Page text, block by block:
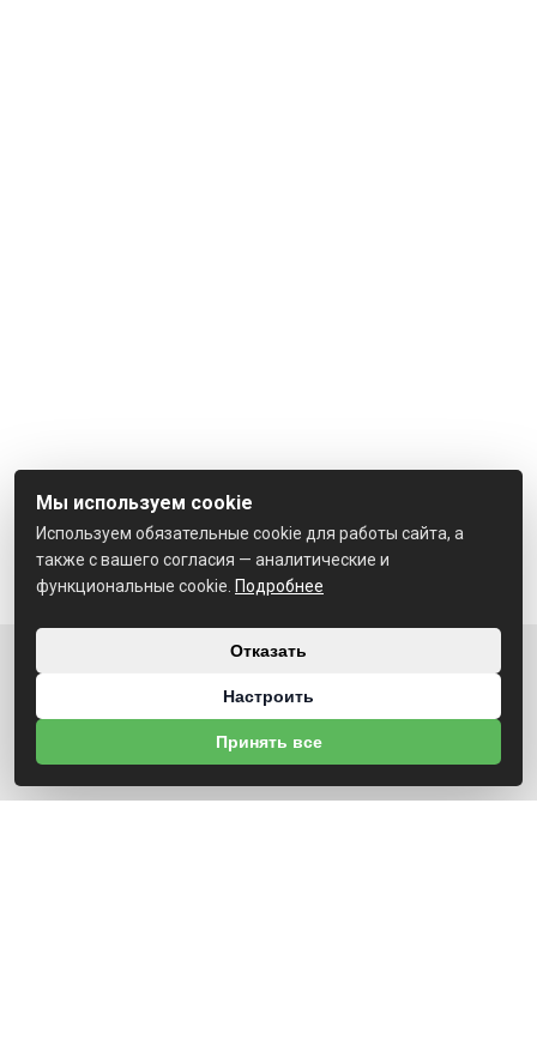
О НАС
УНП 791041336
Мы используем cookie
Используем обязательные cookie для работы сайта, а
также с вашего согласия — аналитические и
функциональные cookie. Подробнее
Отказать
Настроить
Принять все